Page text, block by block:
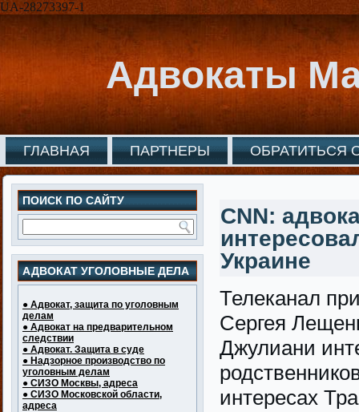
UA-28273397-1
Адвокаты
ГЛАВНАЯ ПАРТНЕРЫ ОБРАТИТЬСЯ
ПОИСК ПО САЙТУ
АДВОКАТ УГОЛОВНЫЕ ДЕЛА
● Адвокат, защита по уголовным
делам
● Адвокат на предварительном
следствии
● Адвокат. Защита в суде
● Надзорное производство по
уголовным делам
● СИЗО Москвы, адреса
● СИЗО Московской области,
адреса
CNN:
Украине
Телеканал
Сергея
Джулиани
интересах